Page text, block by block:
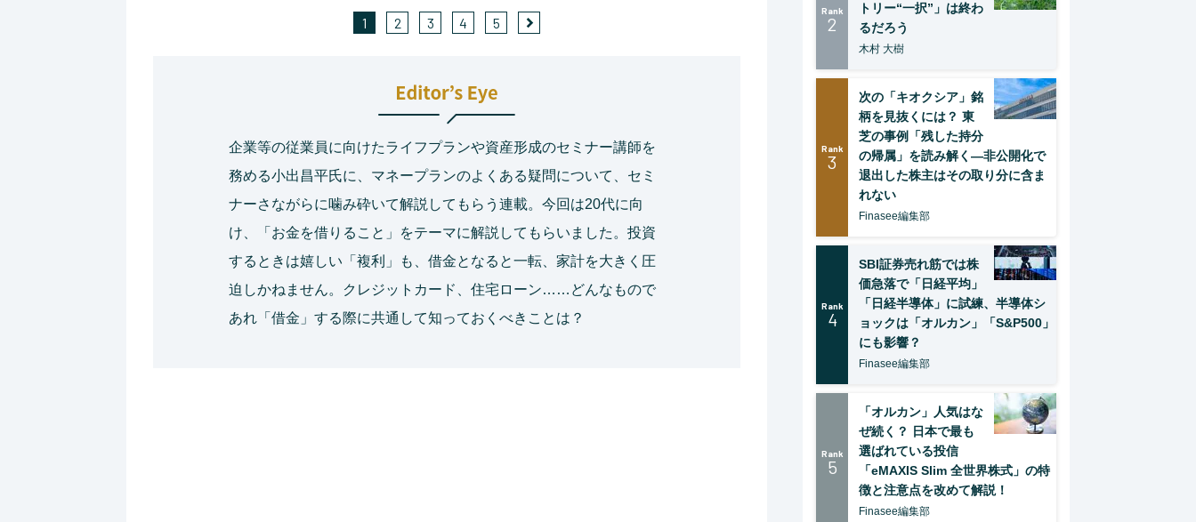
1 2 3 4 5
企業等の従業員に向けたライフプランや資産形成のセミナー講師を
務める小出昌平氏に、マネープランのよくある疑問について、セミ
ナーさながらに噛み砕いて解説してもらう連載。今回は20代に向
け、「お金を借りること」をテーマに解説してもらいました。投資
するときは嬉しい「複利」も、借金となると一転、家計を大きく圧
迫しかねません。クレジットカード、住宅ローン……どんなもので
あれ「借金」する際に共通して知っておくべきことは？
Rank
2
トリー“一択”」は終わ
るだろう
木村 大樹
Rank
3
次の「キオクシア」銘
柄を見抜くには？ 東
芝の事例「残した持分
の帰属」を読み解く—非公開化で
退出した株主はその取り分に含ま
れない
Finasee編集部
Rank
4
SBI証券売れ筋では株
価急落で「日経平均」
「日経半導体」に試練、半導体シ
ョックは「オルカン」「S&P500」
にも影響？
Finasee編集部
Rank
5
「オルカン」人気はな
ぜ続く？ 日本で最も
選ばれている投信
「eMAXIS Slim 全世界株式」の特
徴と注意点を改めて解説！
Finasee編集部